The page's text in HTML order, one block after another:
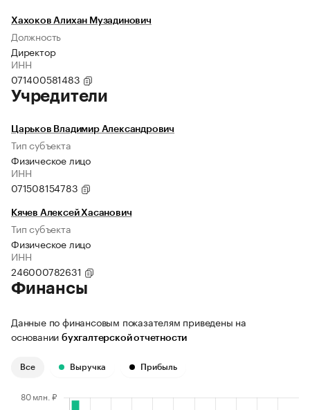
Хахоков Алихан Музадинович
Должность
Директор
ИНН
071400581483
Учредители
Царьков Владимир Александрович
Тип субъекта
Физическое лицо
ИНН
071508154783
Кячев Алексей Хасанович
Тип субъекта
Физическое лицо
ИНН
246000782631
Финансы
Данные по финансовым показателям приведены на
основании бухгалтерской отчетности
Все Выручка Прибыль